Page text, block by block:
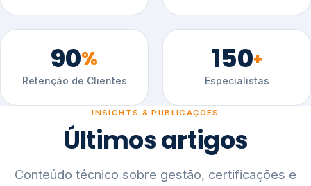
90%
Retenção de Clientes
150+
Especialistas
INSIGHTS & PUBLICAÇÕES
Últimos artigos
Conteúdo técnico sobre gestão, certificações e